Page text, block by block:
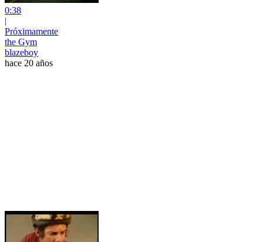
0:38
|
Próximamente
the Gym
blazeboy
hace 20 años